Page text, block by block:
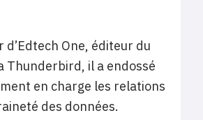
One, éditeur du
Thunderbird, il a endossé
en charge les relations
des données.